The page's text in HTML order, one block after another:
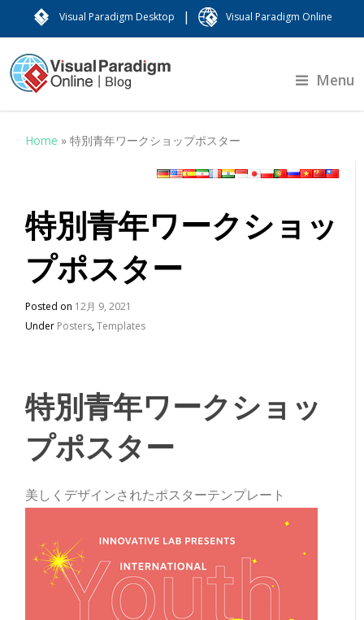
Visual Paradigm Desktop | Visual Paradigm Online
Menu
Home »特別青年ワークショップポスター
特別青年ワークショッ
プポスター
Posted on 12月 9, 2021
Under Posters,Templates
特別青年ワークショッ
プポスター
美しくデザインされたポスターテンプレート